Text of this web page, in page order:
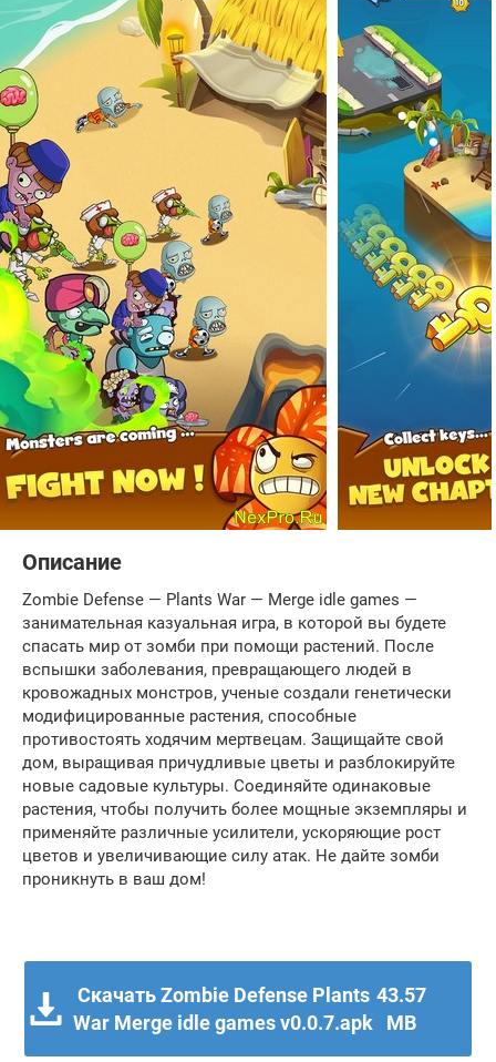
Описание
Zombie Defense — Plants War — Merge idle games —
занимательная казуальная игра, в которой вы будете
спасать мир от зомби при помощи растений. После
вспышки заболевания, превращающего людей в
кровожадных монстров, ученые создали генетически
модифицированные растения, способные
противостоять ходячим мертвецам. Защищайте свой
дом, выращивая причудливые цветы и разблокируйте
новые садовые культуры. Соединяйте одинаковые
растения, чтобы получить более мощные экземпляры и
применяйте различные усилители, ускоряющие рост
цветов и увеличивающие силу атак. Не дайте зомби
проникнуть в ваш дом!
Скачать Zombie Defense Plants
War Merge idle games v0.0.7.apk
43.57
MB